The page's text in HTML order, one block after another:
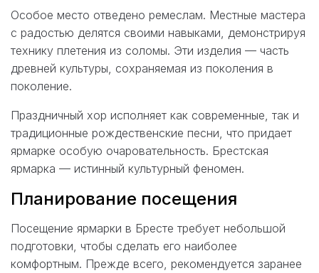
Особое место отведено ремеслам. Местные мастера
с радостью делятся своими навыками, демонстрируя
технику плетения из соломы. Эти изделия — часть
древней культуры, сохраняемая из поколения в
поколение.
Праздничный хор исполняет как современные, так и
традиционные рождественские песни, что придает
ярмарке особую очаровательность. Брестская
ярмарка — истинный культурный феномен.
Планирование посещения
Посещение ярмарки в Бресте требует небольшой
подготовки, чтобы сделать его наиболее
комфортным. Прежде всего, рекомендуется заранее